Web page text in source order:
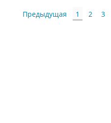
Предыдущая 1 2 3